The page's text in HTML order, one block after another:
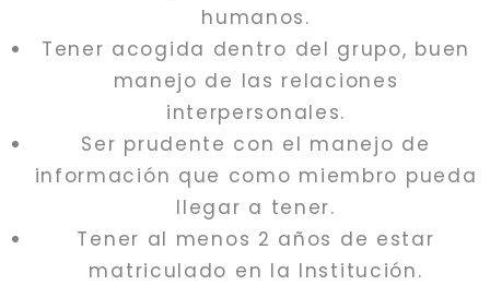
humanos.
Tener acogida dentro del grupo, buen
manejo de las relaciones
interpersonales.
Ser prudente con el manejo de
información que como miembro pueda
llegar a tener.
Tener al menos 2 años de estar
matriculado en la Institución.